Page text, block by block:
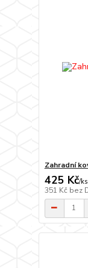
Zahradní
425 Kč/ks
351 Kč bez